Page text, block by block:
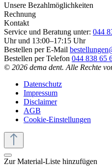
Unsere Bezahlmöglichkeiten
Rechnung
Kontakt
Service und Beratung unter: 044
Uhr und 13:00–17:15 Uhr
Bestellen per E-Mail
Bestellen per Telefon 044 838 65
© 2026 dema dent. Alle Rechte
Datenschutz
Impressum
Disclaimer
AGB
Cookie-Einstellungen
Zur Material-Liste hinzufügen